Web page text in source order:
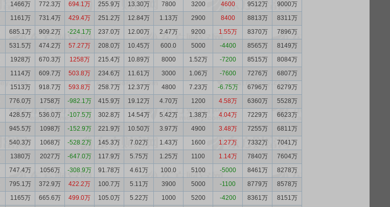
1466万 772.3万 694.1万 255.9万 13.30万 7800 3200 4600 9512万
9000万
1161万 731.4万 429.4万 251.2万 12.84万 1.13万 2900 8400 8813万
8311万
685.1万 909.2万 -224.1万 237.0万 12.00万 2.47万 9200 1.55万 8370万
7896万
531.5万 474.2万 57.27万 208.0万 10.45万 600.0 5000 -4400 8565万
8149万
1928万 670.3万 1258万 215.4万 10.89万 8000 1.52万 -7200 8515万
8084万
1114万 609.7万 503.8万 234.6万 11.61万 3000 1.06万 -7600 7276万
6807万
1513万 918.7万 593.8万 258.7万 12.37万 4800 7.23万 -6.75万 6796万
6279万
776.0万 1758万 -982.1万 415.9万 19.12万 4.70万 1200 4.58万 6360万
5528万
428.5万 536.0万 -107.5万 302.8万 14.54万 5.42万 1.38万 4.04万 7229万
6623万
945.5万 1098万 -152.9万 221.9万 10.50万 3.97万 4900 3.48万 7255万
6811万
540.3万 1068万 -528.2万 145.3万 7.02万 1.43万 1600 1.27万 7332万
7041万
1380万 2027万 -647.0万 117.9万 5.75万 1.25万 1100 1.14万 7840万
7604万
747.4万 1056万 -308.9万 91.78万 4.61万 100.0 5100 -5000 8461万
8278万
795.1万 372.9万 422.2万 100.7万 5.11万 3900 5000 -1100 8779万
8578万
1165万 665.6万 499.0万 105.0万 5.22万 1000 5200 -4200 8361万
8151万